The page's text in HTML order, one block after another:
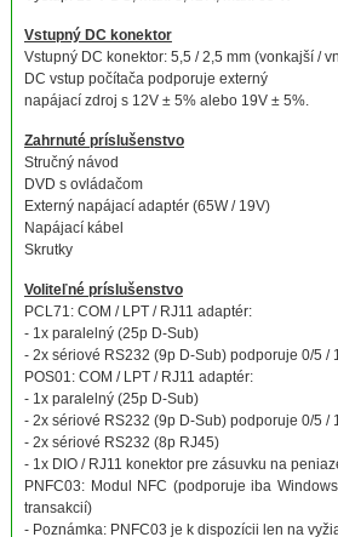
Vstupný DC konektor
Vstupný DC konektor: 5,5 / 2,5 mm (vonkajší /
DC vstup počítača podporuje externý
napájací zdroj s 12V ± 5% alebo 19V ± 5%.
Zahrnuté príslušenstvo
Stručný návod
DVD s ovládačom
Externý napájací adaptér (65W / 19V)
Napájací kábel
Skrutky
Voliteľné príslušenstvo
PCL71: COM / LPT / RJ11 adaptér:
- 1x paralelný (25p D-Sub)
- 2x sériové RS232 (9p D-Sub) podporuje 0/5 /
POS01: COM / LPT / RJ11 adaptér:
- 1x paralelný (25p D-Sub)
- 2x sériové RS232 (9p D-Sub) podporuje 0/5 /
- 2x sériové RS232 (8p RJ45)
- 1x DIO / RJ11 konektor pre zásuvku na
PNFC03: Modul NFC (podporuje iba
transakcií)
- Poznámka: PNFC03 je k dispozícii len na